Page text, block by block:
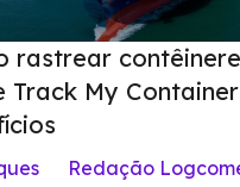
rastrear
Track My
Redação